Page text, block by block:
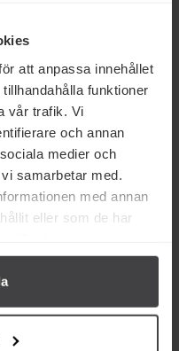
att anpassa innehållet
funktioner
vår trafik. Vi
och annan
medier och
samarbetar med.
med annan
eller som de har
84 kr
Nicolas Alziari Cuvée Prestige
Olivolja 100ml
Köp